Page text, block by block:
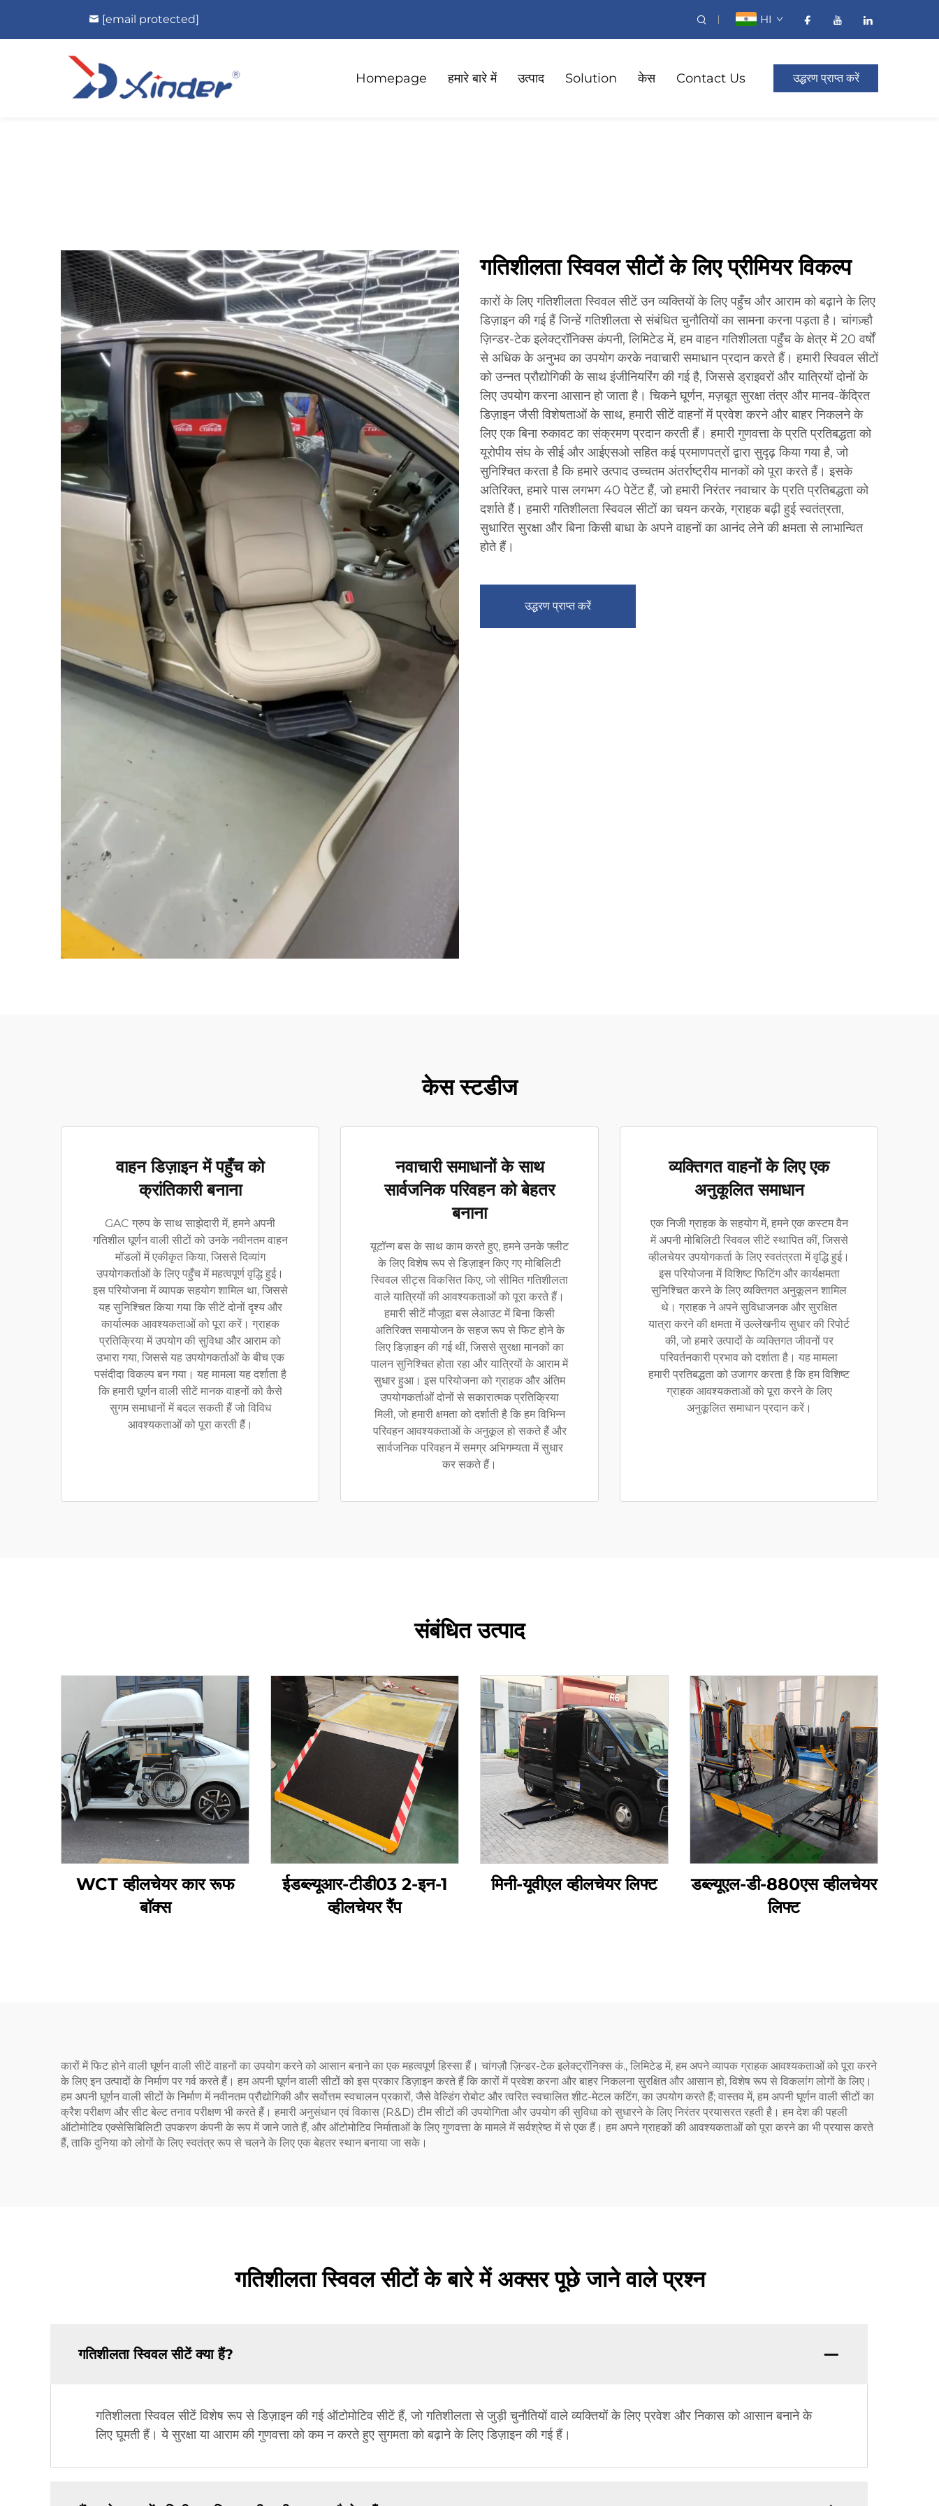
[email protected] HI
Homepage हमारे बारे में उत्पाद Solution केस Contact Us उद्धरण प्राप्त करें
गतिशीलता स्विवल सीटों के लिए प्रीमियर विकल्प
कारों के लिए गतिशीलता स्विवल सीटें उन व्यक्तियों के लिए पहुँच और आराम को बढ़ाने के लिए
डिज़ाइन की गई हैं जिन्हें गतिशीलता से संबंधित चुनौतियों का सामना करना पड़ता है। चांगज़्हौ
ज़िन्डर-टेक इलेक्ट्रॉनिक्स कंपनी, लिमिटेड में, हम वाहन गतिशीलता पहुँच के क्षेत्र में 20 वर्षों
से अधिक के अनुभव का उपयोग करके नवाचारी समाधान प्रदान करते हैं। हमारी स्विवल सीटों
को उन्नत प्रौद्योगिकी के साथ इंजीनियरिंग की गई है, जिससे ड्राइवरों और यात्रियों दोनों के
लिए उपयोग करना आसान हो जाता है। चिकने घूर्णन, मज़बूत सुरक्षा तंत्र और मानव-केंद्रित
डिज़ाइन जैसी विशेषताओं के साथ, हमारी सीटें वाहनों में प्रवेश करने और बाहर निकलने के
लिए एक बिना रुकावट का संक्रमण प्रदान करती हैं। हमारी गुणवत्ता के प्रति प्रतिबद्धता को
यूरोपीय संघ के सीई और आईएसओ सहित कई प्रमाणपत्रों द्वारा सुदृढ़ किया गया है, जो
सुनिश्चित करता है कि हमारे उत्पाद उच्चतम अंतर्राष्ट्रीय मानकों को पूरा करते हैं। इसके
अतिरिक्त, हमारे पास लगभग 40 पेटेंट हैं, जो हमारी निरंतर नवाचार के प्रति प्रतिबद्धता को
दर्शाते हैं। हमारी गतिशीलता स्विवल सीटों का चयन करके, ग्राहक बढ़ी हुई स्वतंत्रता,
सुधारित सुरक्षा और बिना किसी बाधा के अपने वाहनों का आनंद लेने की क्षमता से लाभान्वित
होते हैं।
उद्धरण प्राप्त करें
केस स्टडीज
वाहन डिज़ाइन में पहुँच को
क्रांतिकारी बनाना
GAC ग्रुप के साथ साझेदारी में, हमने अपनी
गतिशील घूर्णन वाली सीटों को उनके नवीनतम वाहन
मॉडलों में एकीकृत किया, जिससे दिव्यांग
उपयोगकर्ताओं के लिए पहुँच में महत्वपूर्ण वृद्धि हुई।
इस परियोजना में व्यापक सहयोग शामिल था, जिससे
यह सुनिश्चित किया गया कि सीटें दोनों दृश्य और
कार्यात्मक आवश्यकताओं को पूरा करें। ग्राहक
प्रतिक्रिया में उपयोग की सुविधा और आराम को
उभारा गया, जिससे यह उपयोगकर्ताओं के बीच एक
पसंदीदा विकल्प बन गया। यह मामला यह दर्शाता है
कि हमारी घूर्णन वाली सीटें मानक वाहनों को कैसे
सुगम समाधानों में बदल सकती हैं जो विविध
आवश्यकताओं को पूरा करती हैं।
नवाचारी समाधानों के साथ
सार्वजनिक परिवहन को बेहतर
बनाना
यूटॉन्ग बस के साथ काम करते हुए, हमने उनके फ्लीट
के लिए विशेष रूप से डिज़ाइन किए गए मोबिलिटी
स्विवल सीट्स विकसित किए, जो सीमित गतिशीलता
वाले यात्रियों की आवश्यकताओं को पूरा करते हैं।
हमारी सीटें मौजूदा बस लेआउट में बिना किसी
अतिरिक्त समायोजन के सहज रूप से फिट होने के
लिए डिज़ाइन की गई थीं, जिससे सुरक्षा मानकों का
पालन सुनिश्चित होता रहा और यात्रियों के आराम में
सुधार हुआ। इस परियोजना को ग्राहक और अंतिम
उपयोगकर्ताओं दोनों से सकारात्मक प्रतिक्रिया
मिली, जो हमारी क्षमता को दर्शाती है कि हम विभिन्न
परिवहन आवश्यकताओं के अनुकूल हो सकते हैं और
सार्वजनिक परिवहन में समग्र अभिगम्यता में सुधार
कर सकते हैं।
व्यक्तिगत वाहनों के लिए एक
अनुकूलित समाधान
एक निजी ग्राहक के सहयोग में, हमने एक कस्टम वैन
में अपनी मोबिलिटी स्विवल सीटें स्थापित कीं, जिससे
व्हीलचेयर उपयोगकर्ता के लिए स्वतंत्रता में वृद्धि हुई।
इस परियोजना में विशिष्ट फिटिंग और कार्यक्षमता
सुनिश्चित करने के लिए व्यक्तिगत अनुकूलन शामिल
थे। ग्राहक ने अपने सुविधाजनक और सुरक्षित
यात्रा करने की क्षमता में उल्लेखनीय सुधार की रिपोर्ट
की, जो हमारे उत्पादों के व्यक्तिगत जीवनों पर
परिवर्तनकारी प्रभाव को दर्शाता है। यह मामला
हमारी प्रतिबद्धता को उजागर करता है कि हम विशिष्ट
ग्राहक आवश्यकताओं को पूरा करने के लिए
अनुकूलित समाधान प्रदान करें।
संबंधित उत्पाद
WCT व्हीलचेयर कार रूफ
बॉक्स
ईडब्ल्यूआर-टीडी03 2-इन-1
व्हीलचेयर रैंप
मिनी-यूवीएल व्हीलचेयर लिफ्ट
डब्ल्यूएल-डी-880एस व्हीलचेयर
लिफ्ट
कारों में फिट होने वाली घूर्णन वाली सीटें वाहनों का उपयोग करने को आसान बनाने का एक महत्वपूर्ण हिस्सा हैं। चांगज़ौ ज़िन्डर-टेक इलेक्ट्रॉनिक्स कं., लिमिटेड में, हम अपने व्यापक ग्राहक आवश्यकताओं को पूरा करने
के लिए इन उत्पादों के निर्माण पर गर्व करते हैं। हम अपनी घूर्णन वाली सीटों को इस प्रकार डिज़ाइन करते हैं कि कारों में प्रवेश करना और बाहर निकलना सुरक्षित और आसान हो, विशेष रूप से विकलांग लोगों के लिए।
हम अपनी घूर्णन वाली सीटों के निर्माण में नवीनतम प्रौद्योगिकी और सर्वोत्तम स्वचालन प्रकारों, जैसे वेल्डिंग रोबोट और त्वरित स्वचालित शीट-मेटल कटिंग, का उपयोग करते हैं; वास्तव में, हम अपनी घूर्णन वाली सीटों का
क्रैश परीक्षण और सीट बेल्ट तनाव परीक्षण भी करते हैं। हमारी अनुसंधान एवं विकास (R&D) टीम सीटों की उपयोगिता और उपयोग की सुविधा को सुधारने के लिए निरंतर प्रयासरत रहती है। हम देश की पहली
ऑटोमोटिव एक्सेसिबिलिटी उपकरण कंपनी के रूप में जाने जाते हैं, और ऑटोमोटिव निर्माताओं के लिए गुणवत्ता के मामले में सर्वश्रेष्ठ में से एक हैं। हम अपने ग्राहकों की आवश्यकताओं को पूरा करने का भी प्रयास करते
हैं, ताकि दुनिया को लोगों के लिए स्वतंत्र रूप से चलने के लिए एक बेहतर स्थान बनाया जा सके।
गतिशीलता स्विवल सीटों के बारे में अक्सर पूछे जाने वाले प्रश्न
गतिशीलता स्विवल सीटें क्या हैं?
गतिशीलता स्विवल सीटें विशेष रूप से डिज़ाइन की गई ऑटोमोटिव सीटें हैं, जो गतिशीलता से जुड़ी चुनौतियों वाले व्यक्तियों के लिए प्रवेश और निकास को आसान बनाने के
लिए घूमती हैं। ये सुरक्षा या आराम की गुणवत्ता को कम न करते हुए सुगमता को बढ़ाने के लिए डिज़ाइन की गई हैं।